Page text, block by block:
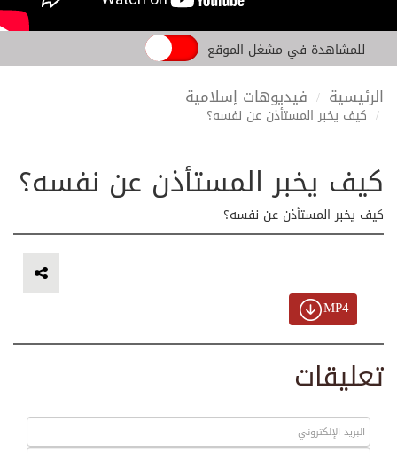
للمشاهدة في مشغل الموقع
الرئيسية فيديوهات إسلامية
كيف يخبر المستأذن عن نفسه؟
كيف يخبر المستأذن عن نفسه؟
كيف يخبر المستأذن عن نفسه؟
MP4
تعليقات